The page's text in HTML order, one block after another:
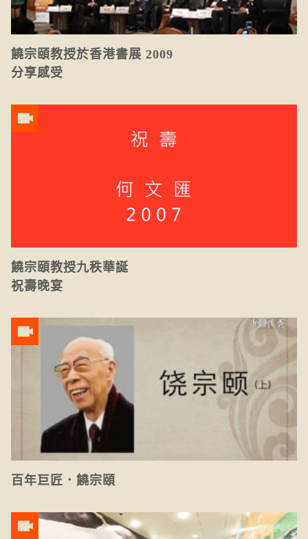
饒宗頤教授於香港書展 2009
分享感受
饒宗頤教授九秩華誕
祝壽晚宴
百年巨匠．饒宗頤